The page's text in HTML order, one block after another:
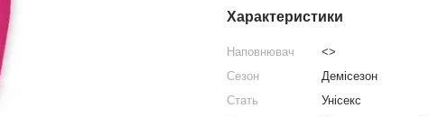
Характеристики
Наповнювач
<>
Сезон
Демісезон
Стать
Унісекс